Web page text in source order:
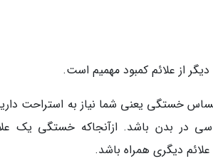
از علائم کمبود مهمیم است.
خستگی یعنی شما نیاز به استراحت
در بدن باشد. ازآنجاکه خستگی یک
دیگری همراه باشد.